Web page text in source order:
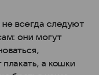
всегда следуют
они могут
а кошки